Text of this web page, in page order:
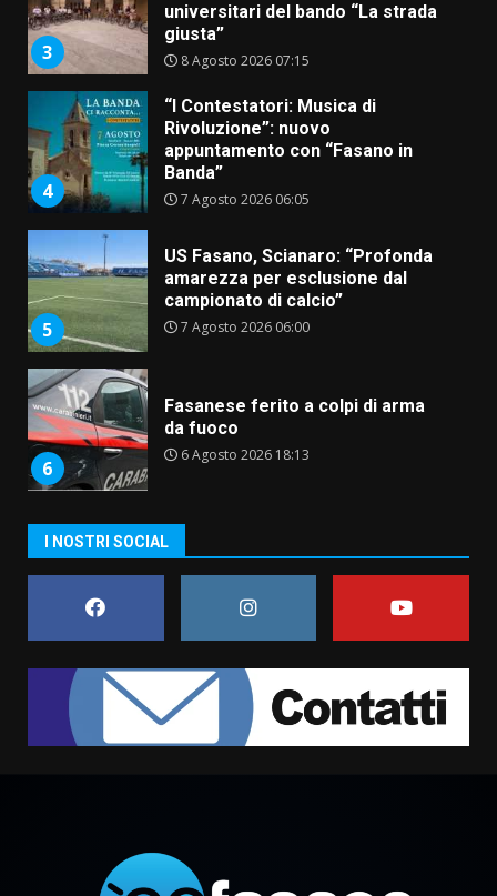
3
universitari del bando “La strada
giusta”
8 Agosto 2026 07:15
4
“I Contestatori: Musica di
Rivoluzione”: nuovo
appuntamento con “Fasano in
Banda”
7 Agosto 2026 06:05
5
US Fasano, Scianaro: “Profonda
amarezza per esclusione dal
campionato di calcio”
7 Agosto 2026 06:00
6
Fasanese ferito a colpi di arma
da fuoco
6 Agosto 2026 18:13
di aperture straordinarie del
Comune di Fasano
6 Agosto 2026 14:16
1
La Banda Città di Fasano apre
ufficialmente la Festa di
Savelletri
8 Agosto 2026 11:00
Santis
8 Agosto 2026 07:30
I NOSTRI SOCIAL